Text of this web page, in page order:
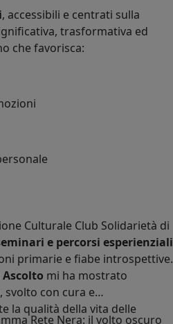
, accessibili e centrati sulla
trasformativa ed
che favorisca:
Culturale Club Solidarietà di
e percorsi esperienziali
primarie e fiabe introspettive.
mi ha mostrato
con cura e
la qualità della vita delle
Rete Nera: il volto oscuro